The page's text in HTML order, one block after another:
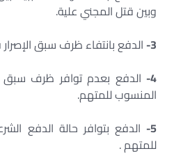
وبين قتل المجني علية.
3- الدفع بانتفاء ظرف سبق
4- الدفع بعدم توافر ظرف سبق
المنسوب للمتهم.
5- الدفع بتوافر حالة الدفع
للمتهم .